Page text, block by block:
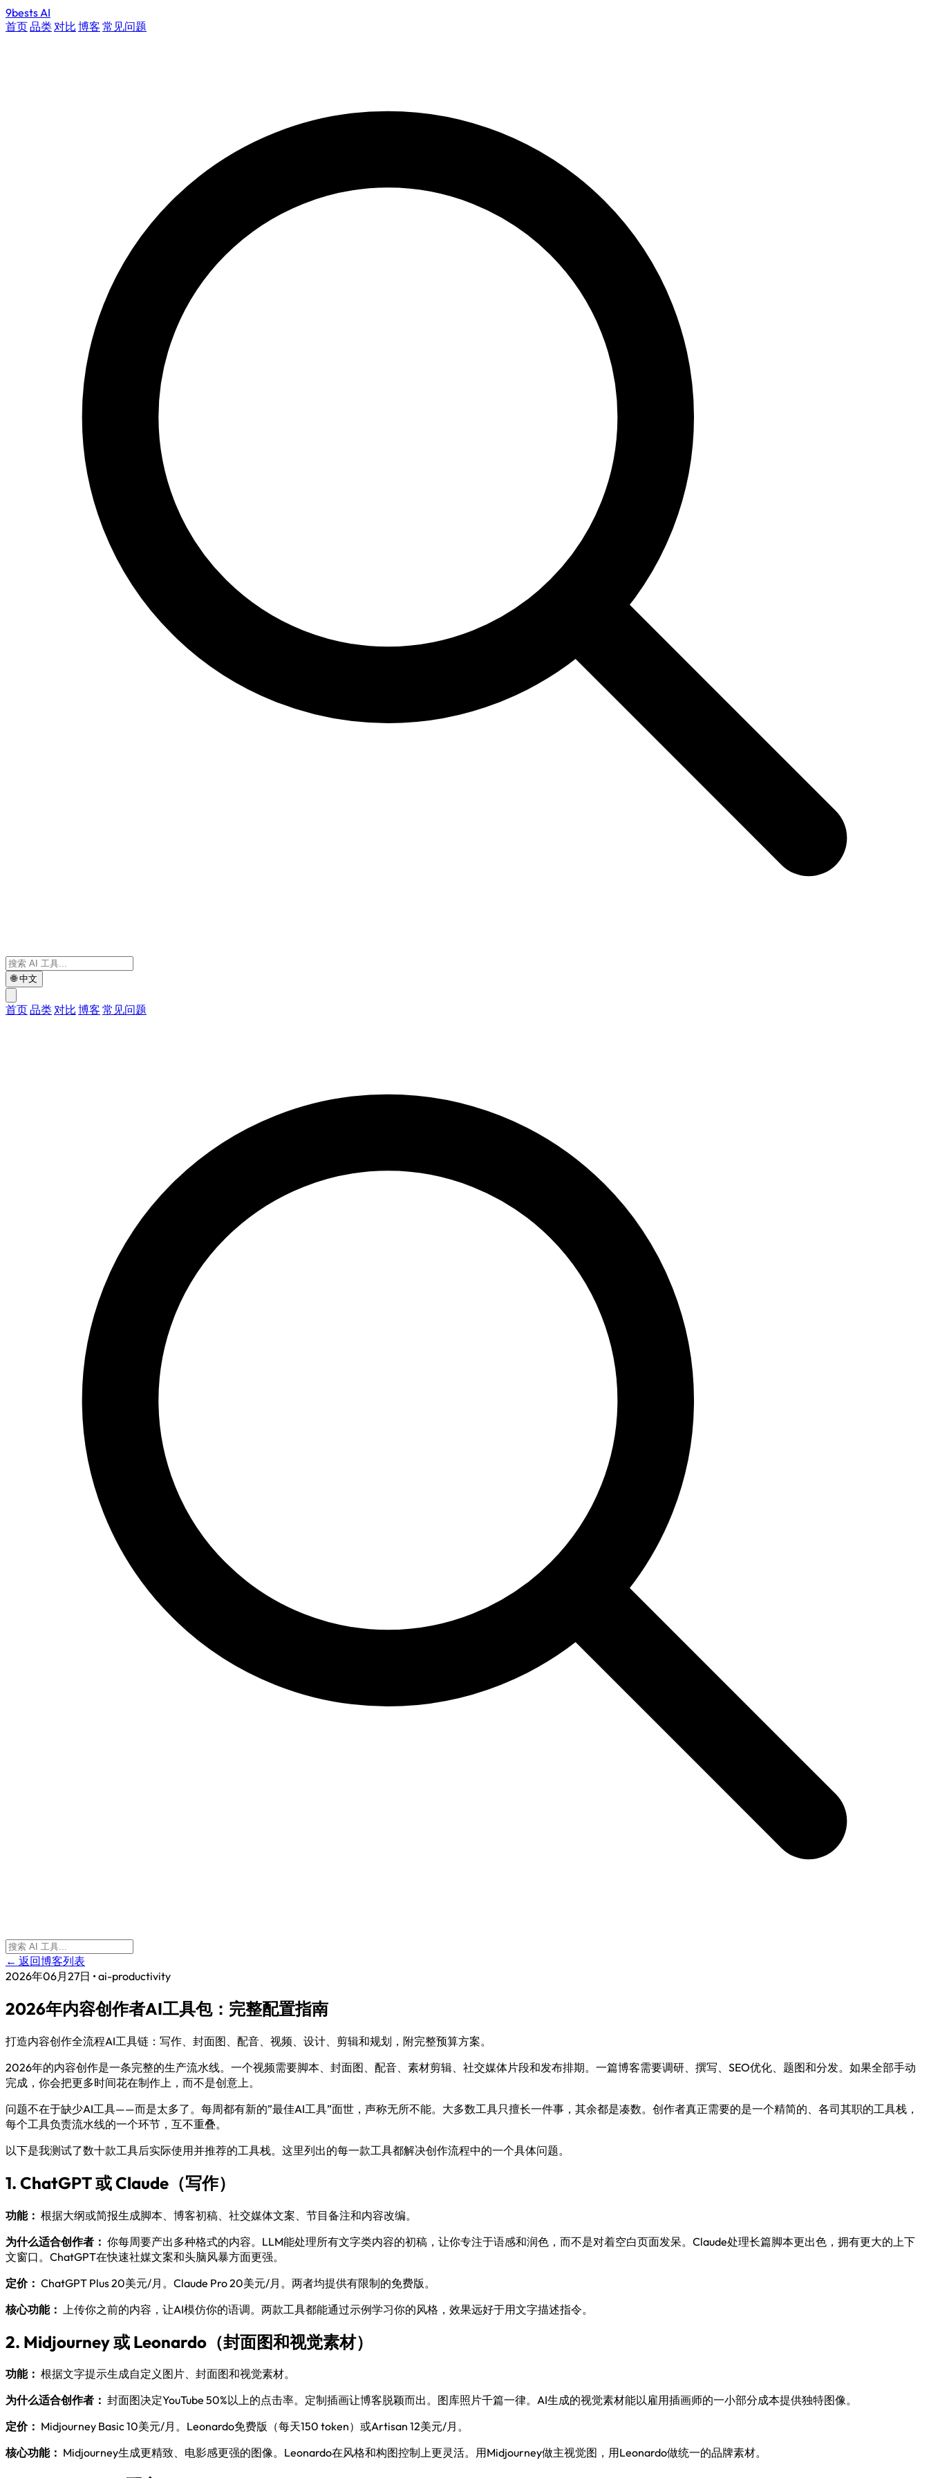
9bestsAI
首页品类对比 博客 常见问题
🌐中文
首页品类对比 博客 常见问题
← 返回博客列表
2026年06月27日 •ai-productivity
2026年内容创作者AI工具包：完整配置指南
打造内容创作全流程AI工具链：写作、封面图、配音、视频、设计、剪辑和规划，附完整预算方案。
2026年的内容创作是一条完整的生产流水线。一个视频需要脚本、封面图、配音、素材剪辑、社交媒体片段和发布排期。一篇博客需要调研、撰写、SEO优化、题图和分发。如果全部手动
完成，你会把更多时间花在制作上，而不是创意上。
问题不在于缺少AI工具——而是太多了。每周都有新的”最佳AI工具”面世，声称无所不能。大多数工具只擅长一件事，其余都是凑数。创作者真正需要的是一个精简的、各司其职的工具栈，
每个工具负责流水线的一个环节，互不重叠。
以下是我测试了数十款工具后实际使用并推荐的工具栈。这里列出的每一款工具都解决创作流程中的一个具体问题。
1. ChatGPT 或 Claude（写作）
功能： 根据大纲或简报生成脚本、博客初稿、社交媒体文案、节目备注和内容改编。
为什么适合创作者： 你每周要产出多种格式的内容。LLM能处理所有文字类内容的初稿，让你专注于语感和润色，而不是对着空白页面发呆。Claude处理长篇脚本更出色，拥有更大的上下
文窗口。ChatGPT在快速社媒文案和头脑风暴方面更强。
定价： ChatGPT Plus 20美元/月。Claude Pro 20美元/月。两者均提供有限制的免费版。
核心功能：
上传你之前的内容，让AI模仿你的语调。两款工具都能通过示例学习你的风格，效果远好于用文字描述指令。
2. Midjourney 或 Leonardo（封面图和视觉素材）
功能： 根据文字提示生成自定义图片、封面图和视觉素材。
为什么适合创作者： 封面图决定YouTube 50%以上的点击率。定制插画让博客脱颖而出。图库照片千篇一律。AI生成的视觉素材能以雇用插画师的一小部分成本提供独特图像。
定价： Midjourney Basic 10美元/月。Leonardo免费版（每天150 token）或Artisan 12美元/月。
核心功能： Midjourney生成更精致、电影感更强的图像。Leonardo在风格和构图控制上更灵活。用Midjourney做主视觉图，用Leonardo做统一的品牌素材。